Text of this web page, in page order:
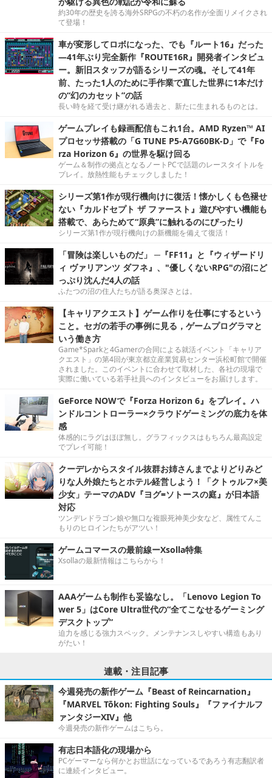
約30年の歴史を誇る海外SRPGの不朽の名作が全面リメイクされ
て登場！
車が変形してロボになった、でも『ルート16』だった
―41年ぶり完全新作『ROUTE16R』開発者インタビュ
ー。新旧スタッフが語るシリーズの魂。そして41年
前、たった1人のために手作業で直した世界に1本だけ
の“幻のカセット”の話
長い時を経て受け継がれる過去と、新たに生まれるものとは。
ゲームプレイも録画配信もこれ1台。AMD Ryzen™ AI
プロセッサ搭載の「G TUNE P5-A7G60BK-D」で『Fo
rza Horizon 6』の世界を駆け回る
ゲーム＆制作の拠点となるノートPCで話題のレースタイトルを
プレイ。放熱性能もチェックしました！
シリーズ第1作が現行機向けに復活！懐かしくも色褪せ
ない『カルドセプト ザ ファースト』遊びやすい機能も
搭載で、あらためて“原典”に触れるのにぴったり
シリーズ第1作が現行機向けの新機能を備えて復活！
「冒険は楽しいものだ」 ─『FF11』と『ウィザードリ
ィ ヴァリアンツ ダフネ』、"優しくないRPG"の沼にど
っぷり沈んだ4人の話
ふたつの沼の住人たちが語る奥深さとは。
【キャリアクエスト】ゲーム作りを仕事にするという
こと。セガの若手の事例に見る，ゲームプログラマと
いう働き方
Game*Sparkと4Gamerの合同による就活イベント「キャリア
クエスト」の第4回が東京都立産業貿易センター浜松町館で開催
されました。このイベントに合わせて取材した、各社の現場で
実際に働いている若手社員へのインタビューをお届けします。
GeForce NOWで『Forza Horizon 6』をプレイ。ハ
ンドルコントローラー×クラウドゲーミングの底力を体
感
体感的にラグはほぼ無し。グラフィックスはもちろん最高設定
でプレイ可能！
クーデレからスタイル抜群お姉さんまでよりどりみど
りな人外娘たちとホテル経営しよう！「クトゥルフ×美
少女」テーマのADV『ヨグ=ソトースの庭』が日本語
対応
ツンデレドラゴン娘や無口な複眼死神美少女など、属性てんこ
もりのヒロインたちがアツい！
ゲームコマースの最前線ーXsolla特集
Xsollaの最新情報はこちらから！
AAAゲームも制作も妥協なし。「Lenovo Legion To
wer 5」はCore Ultra世代の“全てこなせるゲーミング
デスクトップ”
迫力を感じる強力スペック。メンテナンスしやすい構造もあり
がたい！
連載・注目記事
今週発売の新作ゲーム『Beast of Reincarnation』
『MARVEL Tōkon: Fighting Souls』『ファイナルフ
ァンタジーXIV』他
今週発売の新作ゲームはこちら。
有志日本語化の現場から
PCゲーマーなら何かとお世話になっているであろう有志翻訳者
に連続インタビュー。